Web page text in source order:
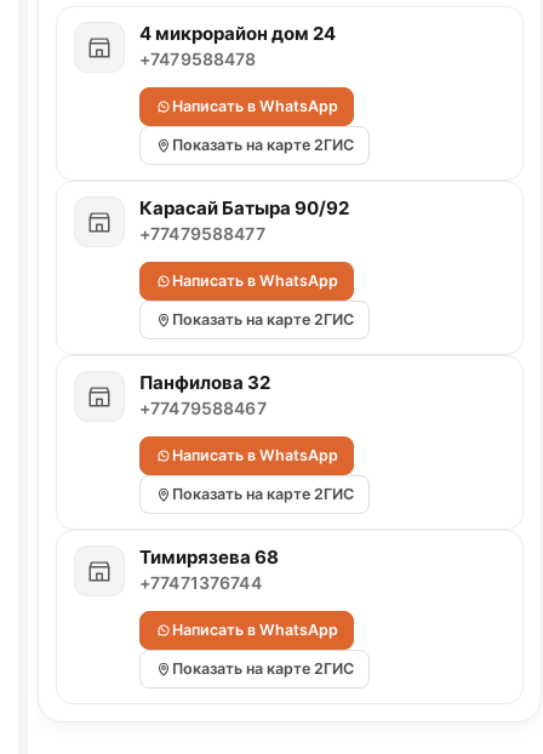
4 микрорайон дом 24
+7479588478
Написать в WhatsApp
Показать на карте 2ГИС
Карасай Батыра 90/92
+77479588477
Написать в WhatsApp
Показать на карте 2ГИС
Панфилова 32
+77479588467
Написать в WhatsApp
Показать на карте 2ГИС
Тимирязева 68
+77471376744
Написать в WhatsApp
Показать на карте 2ГИС